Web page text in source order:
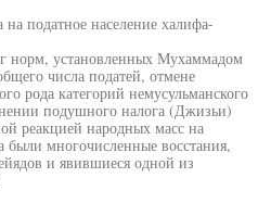
податное население халифа-
норм, установленных Мухаммадом
числа податей, отмене
рода категорий немусульманского
подушного налога (Джизьи)
реакцией народных масс на
были многочисленные восстания,
и явившиеся одной из